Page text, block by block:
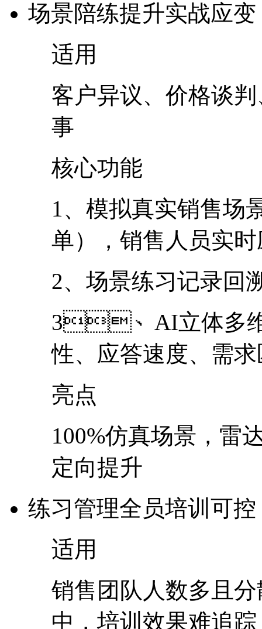
场景陪练提升实战应变
适用
客户异议、价格谈判
事
核心功能
1、模拟真实销售场景
单），销售人员实
2、场景练习记录回
3、AI立体多维
性、应答速度、需
亮点
100%仿真场景，雷
定向提升
练习管理全员培训可控
适用
销售团队人数多且分散
中，培训效果难追踪